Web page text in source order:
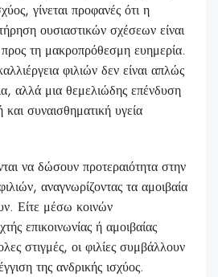
γίνεται προφανές ότι η
ουσιαστικών σχέσεων είναι
τη μακροπρόθεσμη ευημερία.
φιλιών δεν είναι απλώς
αλλά μια θεμελιώδης επένδυση
συναισθηματική υγεία
να δώσουν προτεραιότητα στην
αναγνωρίζοντας τα αμοιβαία
Είτε μέσω κοινών
επικοινωνίας ή αμοιβαίας
στιγμές, οι φιλίες συμβάλλουν
της ανδρικής ισχύος.